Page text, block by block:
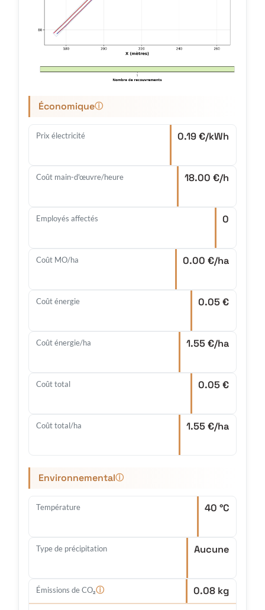
Économiqueⓘ
Prix électricité 0.19 €/kWh
Coût main-d'œuvre/heure 18.00 €/h
Employés affectés 0
Coût MO/ha 0.00 €/ha
Coût énergie 0.05 €
Coût énergie/ha 1.55 €/ha
Coût total 0.05 €
Coût total/ha 1.55 €/ha
Environnementalⓘ
Température 40 °C
Type de précipitation Aucune
Émissions de CO₂ⓘ 0.08 kg